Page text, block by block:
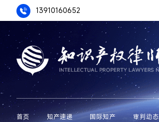
13910160652
首页 知产速递 国际知产 审判动态